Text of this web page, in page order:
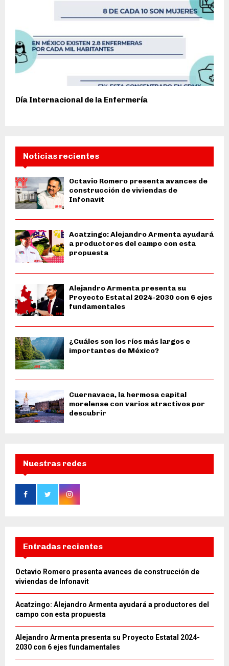
Día Internacional de la Enfermería
Noticias recientes
Octavio Romero presenta avances de
construcción de viviendas de
Infonavit
Acatzingo: Alejandro Armenta ayudará
a productores del campo con esta
propuesta
Alejandro Armenta presenta su
Proyecto Estatal 2024-2030 con 6 ejes
fundamentales
¿Cuáles son los ríos más largos e
importantes de México?
Cuernavaca, la hermosa capital
morelense con varios atractivos por
descubrir
Nuestras redes
Entradas recientes
Octavio Romero presenta avances de construcción de
viviendas de Infonavit
Acatzingo: Alejandro Armenta ayudará a productores del
campo con esta propuesta
Alejandro Armenta presenta su Proyecto Estatal 2024-
2030 con 6 ejes fundamentales